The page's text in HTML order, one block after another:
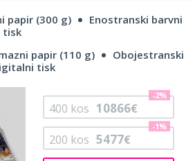
papir (300 g)
Enostranski barvni
tisk
papir (110 g)
Obojestranski
tisk
200 kos 5477€
-1%
400 kos 10866€
-2%